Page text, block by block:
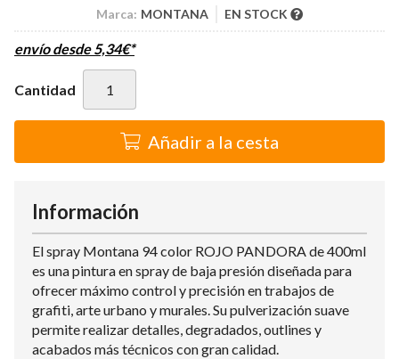
Marca: MONTANA EN STOCK
envío desde5,34€*
Cantidad
Añadir a la cesta
Información
El spray Montana 94 color ROJO PANDORA de 400ml
es una pintura en spray de baja presión diseñada para
ofrecer máximo control y precisión en trabajos de
grafiti, arte urbano y murales. Su pulverización suave
permite realizar detalles, degradados, outlines y
acabados más técnicos con gran calidad.